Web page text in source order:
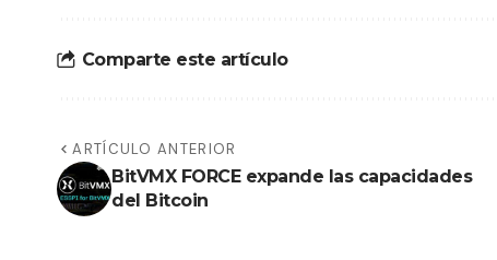
Comparte este artículo
ARTÍCULO ANTERIOR
BitVMX FORCE expande las capacidades
del Bitcoin